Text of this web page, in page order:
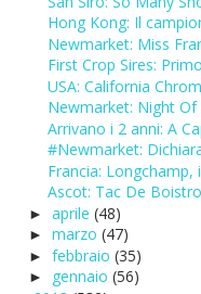
Hong Kong: Il
Newmarket: Miss
First Crop Sires:
USA: California
Newmarket: Night Of
Arrivano i 2 anni: A
#Newmarket:
Francia: Longchamp,
Ascot: Tac De
► aprile (48)
► marzo (47)
► febbraio (35)
► gennaio (56)